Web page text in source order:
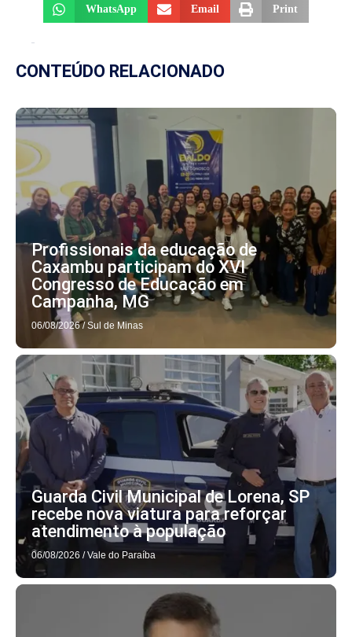
WhatsApp Email Print
CONTEÚDO RELACIONADO
Profissionais da educação de
Caxambu participam do XVI
Congresso de Educação em
Campanha, MG
06/08/2026 / Sul de Minas
Guarda Civil Municipal de Lorena, SP
recebe nova viatura para reforçar
atendimento à população
06/08/2026 / Vale do Paraíba